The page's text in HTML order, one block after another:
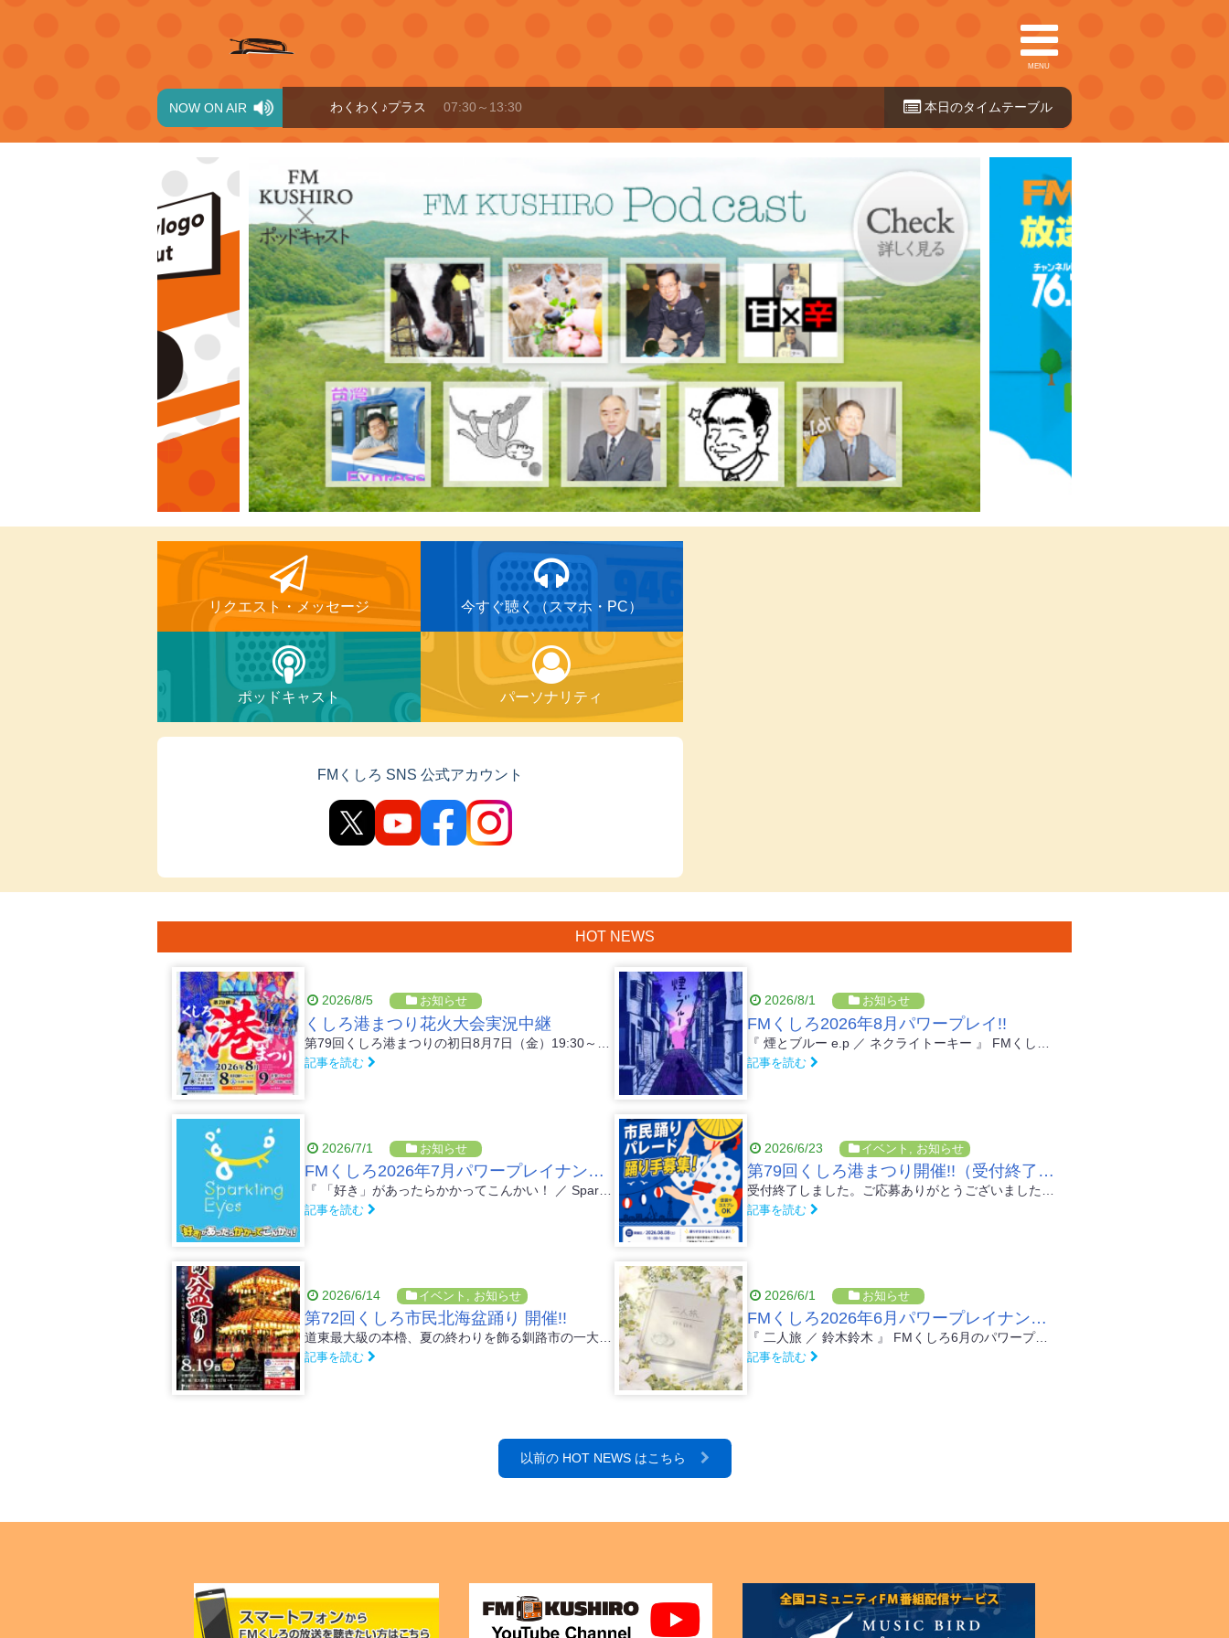
MENU
NOW ON AIR わくわく♪プラス 07:30～13:30 本日のタイ ムテーブル
リクエスト・ メッセージ 今すぐ聴く（スマホ・PC）
ポッドキャスト パーソナリティ
FMくしろ SNS 公式アカウント
HOT NEWS
2026/8/5 お知らせ
くしろ港まつり花火大会実況中継
記事を読む
2026/8/1 お知らせ
FMくしろ2026年8月パワープレイ!!
記事を読む
2026/7/1 お知らせ
FMくしろ2026年7月パワープレイナンバー!!
記事を読む
2026/6/23 イベント お知らせ
第79回くしろ港まつり開催!!（受付終了しました）市民踊りパレード踊り手大募集!!
記事を読む
2026/6/14 イベント お知らせ
第72回くしろ市民北海盆踊り 開催!!
道東最大級の本櫓、夏の終わりを飾る釧路市の一大恒例行事、第72回くしろ市民北海盆踊りが北大通を会場に8月19日（水）に開催されます...
記事を読む
2026/6/1 お知らせ
FMくしろ2026年6月パワープレイナンバー!!
『 二人旅 ／ 鈴木鈴木 』 FMくしろ6月のパワープレイナンバーは、実の兄弟ユニット「鈴木鈴木」のNew Single『 ...
記事を読む
以前の HOT NEWS はこちら